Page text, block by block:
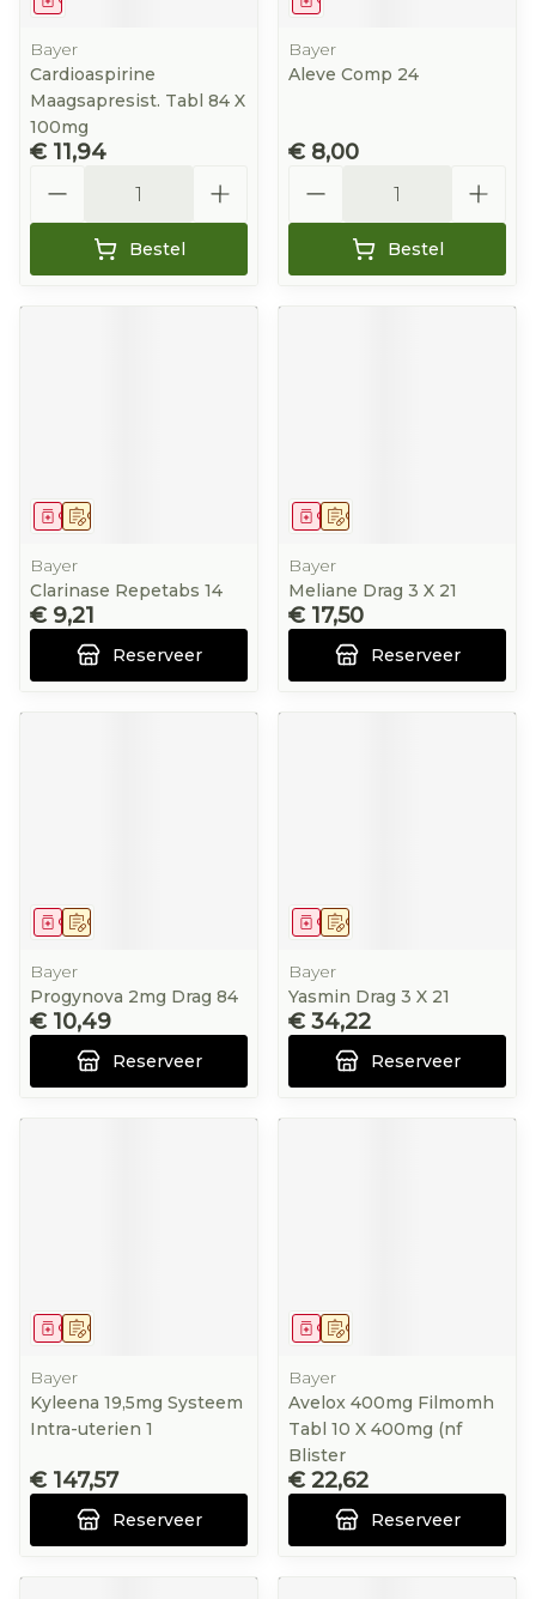
Bayer
Cardioaspirine
Maagsapresist. Tabl 84 X
100mg
€ 11,94
Bestel
Bayer
Aleve Comp 24
€ 8,00
Bestel
Op voorschrift
Geneesmiddel
Bayer
Clarinase Repetabs 14
€ 9,21
Reserveer
Op voorschrift
Geneesmiddel
Bayer
Meliane Drag 3 X 21
€ 17,50
Reserveer
Op voorschrift
Geneesmiddel
Bayer
Progynova 2mg Drag 84
€ 10,49
Reserveer
Op voorschrift
Geneesmiddel
Bayer
Yasmin Drag 3 X 21
€ 34,22
Reserveer
Op voorschrift
Geneesmiddel
Bayer
Kyleena 19,5mg Systeem
Intra-uterien 1
€ 147,57
Reserveer
Op voorschrift
Geneesmiddel
Bayer
Avelox 400mg Filmomh
Tabl 10 X 400mg (nf
Blister
€ 22,62
Reserveer